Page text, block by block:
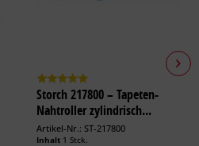
Storch 217800 – Tapeten-
Nahtroller zylindrisch...
Artikel-Nr.: ST-217800
Inhalt 1 Stck.